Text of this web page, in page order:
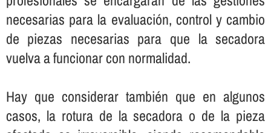
necesarias para la evaluación, control y cambio
de piezas necesarias para que la secadora
vuelva a funcionar con normalidad.
Hay que considerar también que en algunos
casos, la rotura de la secadora o de la pieza